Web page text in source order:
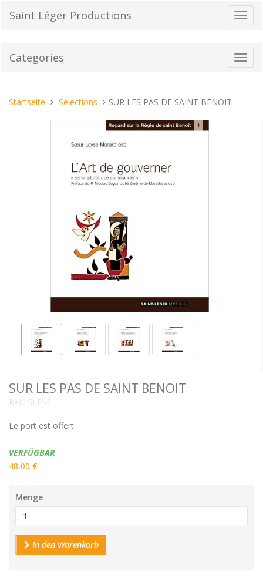
zumSaint Léger Productions
Categories
Sie
Startseite Sélections SUR LES PAS DE SAINT BENOIT
SUR LES PAS DE SAINT BENOIT
Ref.: SLPs2
Le port est offert
Verfügbarkeit:
VERFÜGBAR
48,00 €
Menge
In den Warenkorb